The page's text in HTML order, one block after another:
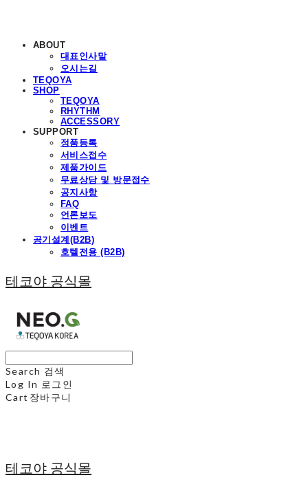
ABOUT
대표인사말
오시는길
TEQOYA
SHOP
TEQOYA
RHYTHM
ACCESSORY
SUPPORT
정품등록
서비스접수
제품가이드
무료상담 및 방문접수
공지사항
FAQ
언론보도
이벤트
공기설계(B2B)
호텔전용 (B2B)
테코야 공식몰
Search 검색
Log In 로그인
Cart 장바구니
테코야 공식몰